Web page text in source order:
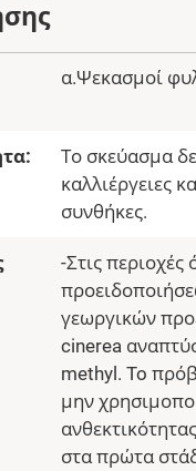
α.Ψεκασμοί
Το σκεύασμα
καλλιέργειες
συνθήκες.
-Στις
γεωργικών
cinerea
methyl. To
μην
στα πρώτα